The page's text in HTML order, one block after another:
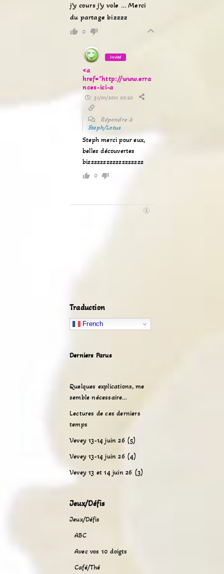
j’y cours j’y vole … Merci
du partage bizzzz
0
Invité
<a
href="http://www.erra
nces-ici-a
31/01/2011 00:20
Répondre à
Steph/Lotus
Steph merci pour eux,
belles découvertes
bizzzzzzzzzzzzzzzzzz
0
Traduction
French
Derniers Parus
Quelques explications, me
semble nécessaire…
Lectures de ces derniers
temps
Vevey 13-14 juin 26 (5)
Vevey 13-14 juin 26 (4)
Vevey 13 et 14 juin 26 (3)
Jeux/Défis
Jeux/Défis
ABC
Avec vos 10 doigts
Café/Thé